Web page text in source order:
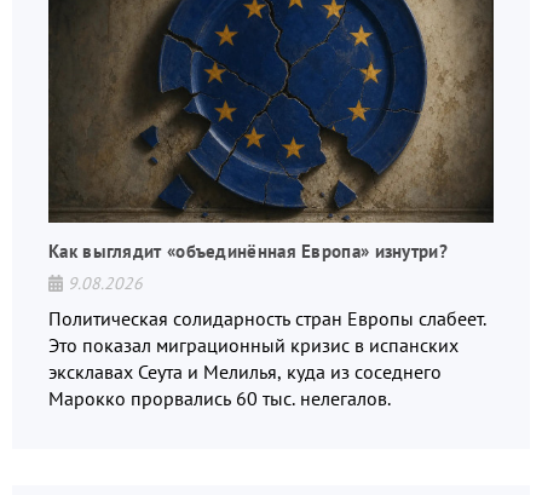
Как выглядит «объединённая Европа» изнутри?
9.08.2026
Политическая солидарность стран Европы слабеет.
Это показал миграционный кризис в испанских
эксклавах Сеута и Мелилья, куда из соседнего
Марокко прорвались 60 тыс. нелегалов.